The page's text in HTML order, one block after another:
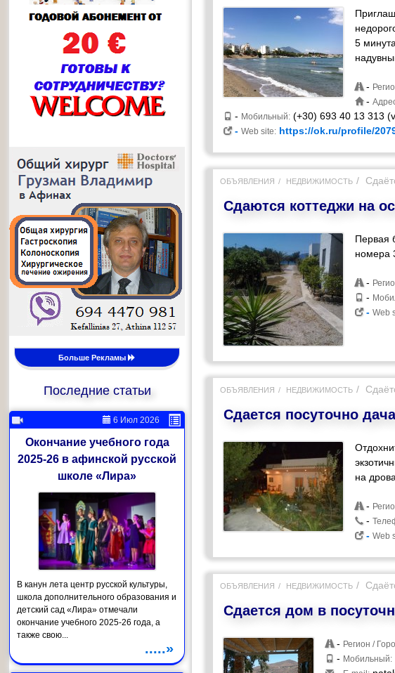
5
-
-
- Мобильный: (+30) 693 40 13 313
-Web site: https://ok.ru/profile/
ОБЪЯВЛЕНИЯ НЕДВИЖИМОСТЬ
Сдаются коттеджи на
Первая
номера
-
-
-Web
ОБЪЯВЛЕНИЯ НЕДВИЖИМОСТЬ
Сдается посуточно
на
-
-
-Web
ОБЪЯВЛЕНИЯ НЕДВИЖИМОСТЬ
Сдается дом в
- Регион /
- Мобильный:
Больше Рекламы
Последние статьи
6 Июл 2026
Окончание учебного года
2025-26 в афинской русской
школе «Лира»
В канун лета центр русской культуры,
школа дополнительного образования и
детский сад «Лира» отмечали
окончание учебного 2025-26 года, а
также свою...
.....»